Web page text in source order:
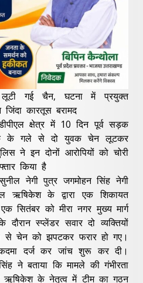
गई चैन, घटना में प्रयुक्त
कारतूस बरामद
क्षेत्र में 10 दिन पूर्व सड़क
के गले से दो युवक चेन लूटकर
ने इन दोनों आरोपियों को चोरी
किया है
नेगी पुत्र जगमोहन सिंह नेगी
ऋषिकेश के द्वारा एक शिकायत
सितंबर को मीरा नगर मुख्य मार्ग
स्प्लेंडर सवार दो व्यक्तियों
से चेन को झपटकर फरार हो गए।
दर्ज कर जांच शुरू कर दी।
ने बताया कि मामले की गंभीरता
ऋषिकेश के नेतृत्व में टीम का गठन